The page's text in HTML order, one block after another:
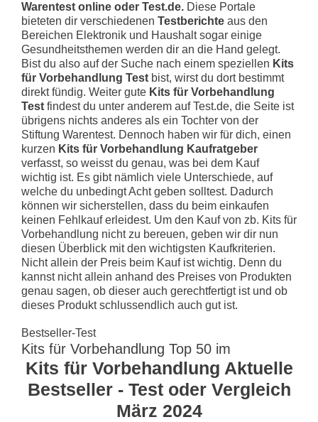
Warentest online oder Test.de. Diese Portale
bieteten dir verschiedenen Testberichte aus den
Bereichen Elektronik und Haushalt sogar einige
Gesundheitsthemen werden dir an die Hand gelegt.
Bist du also auf der Suche nach einem speziellen Kits
für Vorbehandlung Test bist, wirst du dort bestimmt
direkt fündig. Weiter gute Kits für Vorbehandlung
Test findest du unter anderem auf Test.de, die Seite ist
übrigens nichts anderes als ein Tochter von der
Stiftung Warentest. Dennoch haben wir für dich, einen
kurzen Kits für Vorbehandlung Kaufratgeber
verfasst, so weisst du genau, was bei dem Kauf
wichtig ist. Es gibt nämlich viele Unterschiede, auf
welche du unbedingt Acht geben solltest. Dadurch
können wir sicherstellen, dass du beim einkaufen
keinen Fehlkauf erleidest. Um den Kauf von zb. Kits für
Vorbehandlung nicht zu bereuen, geben wir dir nun
diesen Überblick mit den wichtigsten Kaufkriterien.
Nicht allein der Preis beim Kauf ist wichtig. Denn du
kannst nicht allein anhand des Preises von Produkten
genau sagen, ob dieser auch gerechtfertigt ist und ob
dieses Produkt schlussendlich auch gut ist.
Bestseller-Test
Kits für Vorbehandlung Top 50 im
Kits für Vorbehandlung Aktuelle
Bestseller - Test oder Vergleich
März 2024